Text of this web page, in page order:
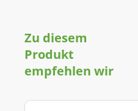
Zu diesem
Produkt
empfehlen wir